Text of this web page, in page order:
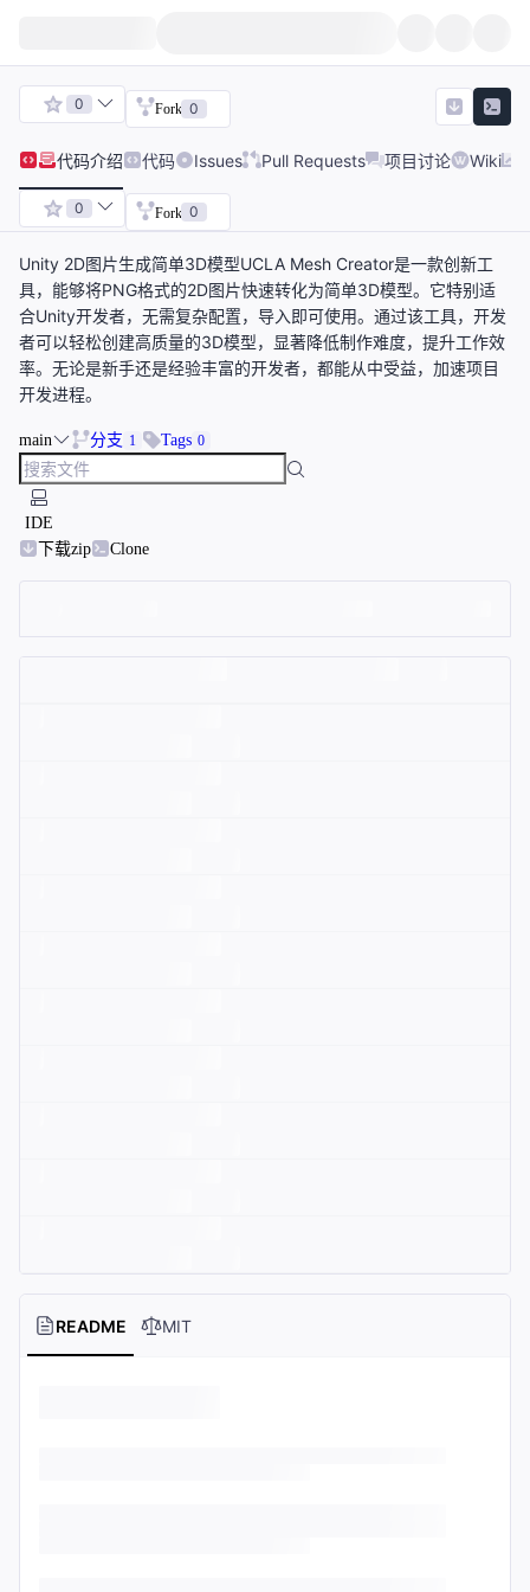
0 Fork 0
代码介绍 代码 Issues Pull Requests 项目讨论 Wiki
0 Fork 0
Unity 2D图片生成简单3D模型UCLA Mesh Creator是一款创新工
具，能够将PNG格式的2D图片快速转化为简单3D模型。它特别适
合Unity开发者，无需复杂配置，导入即可使用。通过该工具，开发
者可以轻松创建高质量的3D模型，显著降低制作难度，提升工作效
率。无论是新手还是经验丰富的开发者，都能从中受益，加速项目
开发进程。
main 分支 1 Tags 0
IDE
下载zip
Clone
README MIT